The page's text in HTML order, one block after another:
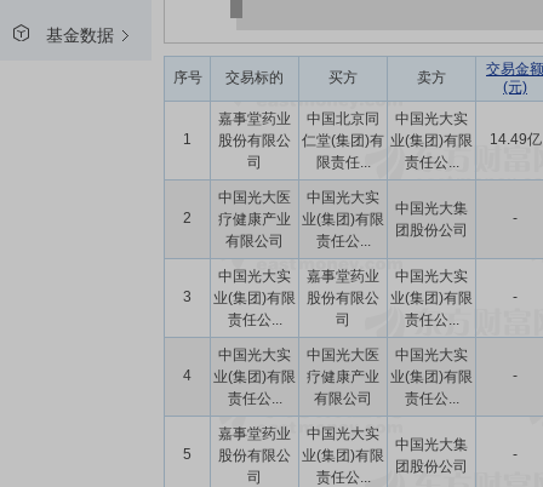
基金数据
序号 交易标的 买方 卖方
交易金额
(元)
1
嘉事堂药业
股份有限公
司
中国北京同
仁堂(集团)有
限责任...
中国光大实
业(集团)有限
责任公...
14.49亿
2
中国光大医
疗健康产业
有限公司
中国光大实
业(集团)有限
责任公...
中国光大集
团股份公司
-
3
中国光大实
业(集团)有限
责任公...
嘉事堂药业
股份有限公
司
中国光大实
业(集团)有限
责任公...
-
4
中国光大实
业(集团)有限
责任公...
中国光大医
疗健康产业
有限公司
中国光大实
业(集团)有限
责任公...
-
5
嘉事堂药业
股份有限公
司
中国光大实
业(集团)有限
责任公...
中国光大集
团股份公司
-